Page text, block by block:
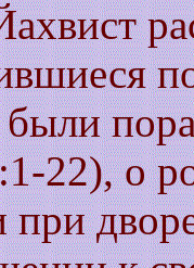
были
22), о
при